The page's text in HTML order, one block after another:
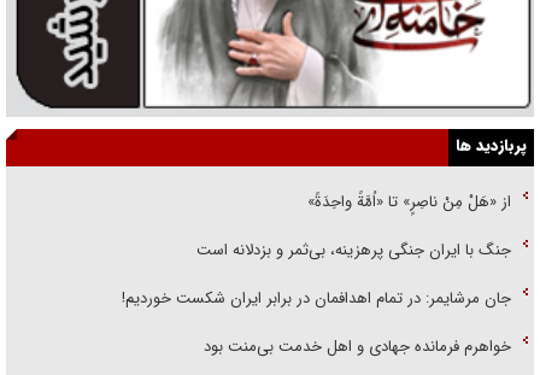
پربازدید ها
از «هَلْ مِنْ ناصِرٍ» تا «اُمَّةً واحِدَةً»
جنگ با ایران جنگی پرهزینه، بی‌ثمر و بزدلانه است
جان مرشایمر: در تمام اهدافمان در برابر ایران شکست خوردیم!
خواهرم فرمانده جهادی و اهل خدمت بی‌منت بود